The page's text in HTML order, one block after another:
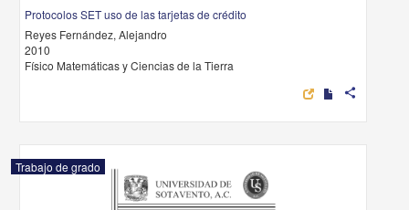
Protocolos SET uso de las tarjetas de crédito
Reyes Fernández, Alejandro
2010
Físico Matemáticas y Ciencias de la Tierra
share
Trabajo de grado